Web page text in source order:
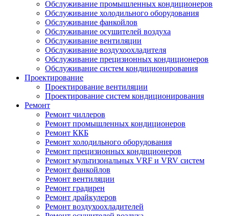
Обслуживание промышленных кондиционеров
Обслуживание холодильного оборудования
Обслуживание фанкойлов
Обслуживание осушителей воздуха
Обслуживание вентиляции
Обслуживание воздухоохладителя
Обслуживание прецизионных кондиционеров
Обслуживание систем кондиционирования
Проектирование
Проектирование вентиляции
Проектирование систем кондиционирования
Ремонт
Ремонт чиллеров
Ремонт промышленных кондиционеров
Ремонт ККБ
Ремонт холодильного оборудования
Ремонт прецизионных кондиционеров
Ремонт мультизональных VRF и VRV систем
Ремонт фанкойлов
Ремонт вентиляции
Ремонт градирен
Ремонт драйкулеров
Ремонт воздухоохладителей